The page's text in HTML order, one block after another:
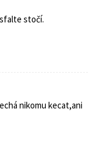
stočí.
nikomu kecat,ani